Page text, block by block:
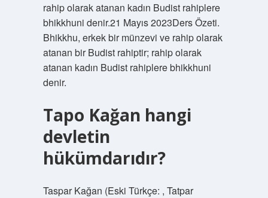
rahip olarak atanan kadın Budist rahiplere
bhikkhuni denir.21 Mayıs 2023Ders Özeti.
Bhikkhu, erkek bir münzevi ve rahip olarak
atanan bir Budist rahiptir; rahip olarak
atanan kadın Budist rahiplere bhikkhuni
denir.
Tapo Kağan hangi
devletin
hükümdarıdır?
Taspar Kağan (Eski Türkçe: , Tatpar